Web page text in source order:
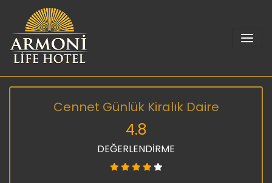
Cennet Günlük Kiralık Daire
4.8
DEĞERLENDİRME